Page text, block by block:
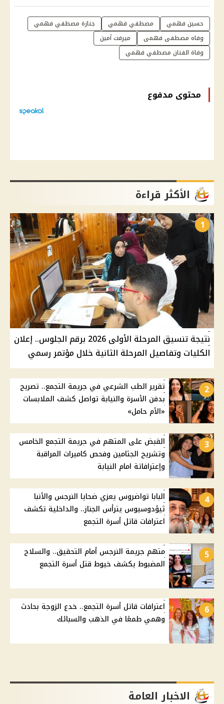
حسين فهمي مصطفي فهمي
جنازة مصطفي فهمي
وفاه مصطفى فهمى
ميرفت أمين
وفاة الفنان مصطفي فهمي
محتوى مدفوع
الأكثر قراءة
1
نتيجة تنسيق المرحلة الأولى 2026 برقم الجلوس.. إعلان
الكليات وتفاصيل المرحلة الثانية خلال مؤتمر رسمي
2
تقرير الطب الشرعي في جريمة التجمع.. تصريح
بدفن الأسرة والنيابة تواصل كشف الملابسات
«الأم حامل»
3
القبض على المتهم في جريمة التجمع الخامس
وتشريح الجثامين وفحص كاميرات المراقبة
وإعترافاتة امام النيابة
4
البابا تواضروس يعزي ضحايا النرجس والأنبا
ثيؤدوسيوس يترأس الجناز.. والداخلية تكشف
اعترافات قاتل أسرة التجمع
5
متهم جريمة النرجس أمام التحقيق.. والسلاح
المضبوط يكشف خيوط قتل أسرة التجمع
6
اعترافات قاتل أسرة التجمع.. خدع الزوجة بحادث
وهمي طمعًا في الذهب والسبائك
الاخبار العامة